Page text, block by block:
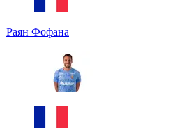
Раян Фофана